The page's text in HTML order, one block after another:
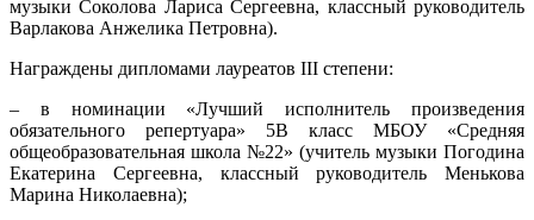
музыки Соколова Лариса Сергеевна, классный руководитель
Варлакова Анжелика Петровна).
Награждены дипломами лауреатов III степени:
– в номинации «Лучший исполнитель произведения
обязательного репертуара» 5В класс МБОУ «Средняя
общеобразовательная школа №22» (учитель музыки Погодина
Екатерина Сергеевна, классный руководитель Менькова
Марина Николаевна);